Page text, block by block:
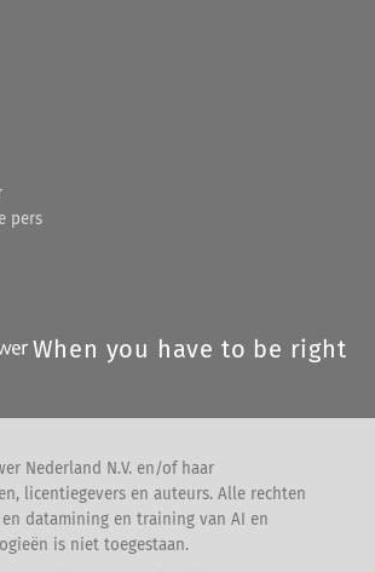
pers
When you have to be right
Nederland N.V. en/of haar
licentiegevers en auteurs. Alle rechten
datamining en training van AI en
is niet toegestaan.